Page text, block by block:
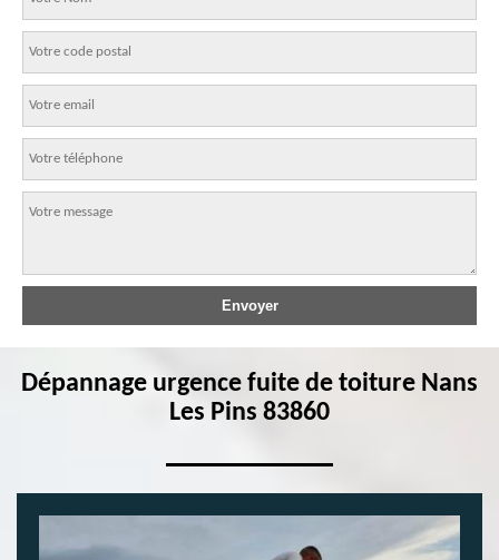
Dépannage urgence fuite de toiture Nans
Les Pins 83860